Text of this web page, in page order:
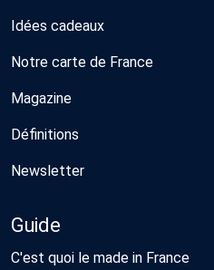
Idées cadeaux
Notre carte de France
Magazine
Définitions
Newsletter
Guide
C'est quoi le made in France